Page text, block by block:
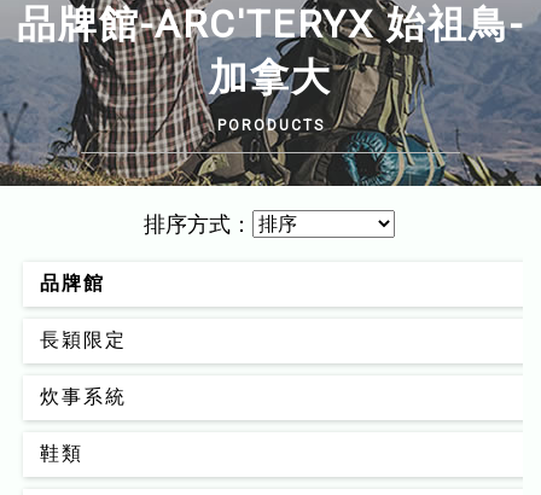
品牌館-ARC'TERYX 始祖鳥-
加拿大
排序方式：
品牌館
長穎限定
炊事系統
鞋類